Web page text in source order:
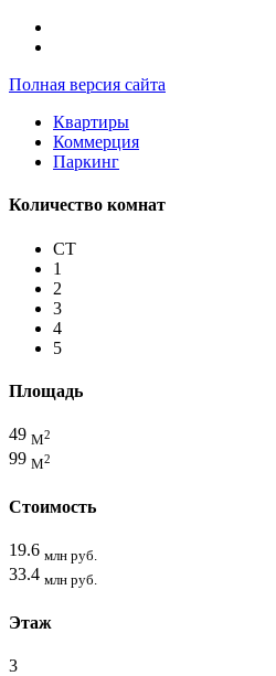
Полная версия сайта
Квартиры
Коммерция
Паркинг
Количество комнат
СТ
1
2
3
4
5
Площадь
49 М2
99 М2
Стоимость
19.6 млн руб.
33.4 млн руб.
Этаж
3